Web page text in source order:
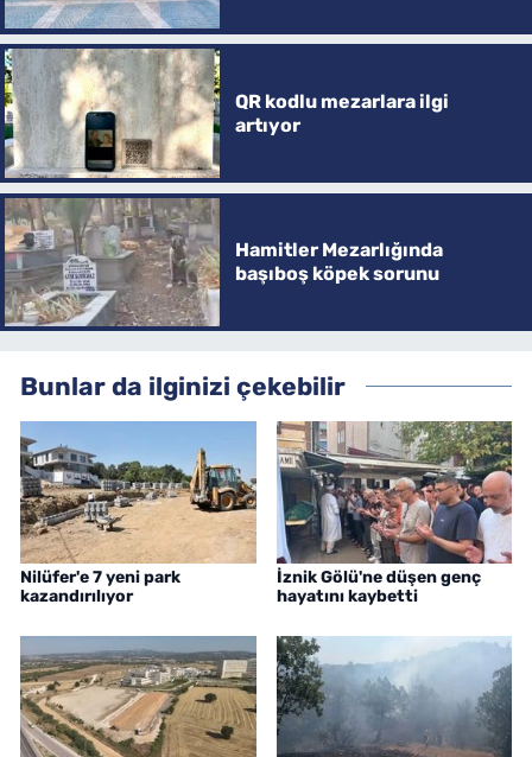
QR kodlu mezarlara ilgi
artıyor
Hamitler Mezarlığında
başıboş köpek sorunu
Bunlar da ilginizi çekebilir
Nilüfer'e 7 yeni park
kazandırılıyor
İznik Gölü'ne düşen genç
hayatını kaybetti